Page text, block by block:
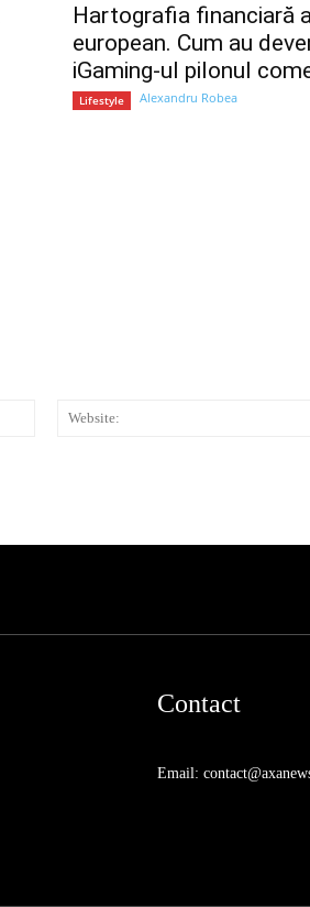
Hartografia financiară
european. Cum au
iGaming-ul pilonul
Lifestyle Alexandru Robea
Email:*
Contact
Email: